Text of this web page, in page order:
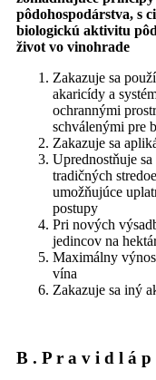
pôdohospodárstva, s
biologickú aktivitu
život vo vinohrade
Zakazuje sa
akaricídy a
ochrannými
schválenými pre
Zakazuje sa
Uprednostňuje
tradičných
umožňujúce
postupy
Pri nových
jedincov na
Maximálny
vína
Zakazuje sa iný
B . P r a v i d l á p